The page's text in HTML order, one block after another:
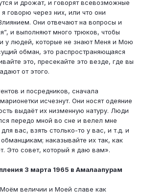
и дрожат, и говорят всевозможные
говорю через них, или что они
Они отвечают на вопросы и
и выполняют много трюков, чтобы
у людей, которые не знают Меня и Мою
обман, это распространяющаяся
это, пресекайте это везде, где вы
от этого.
и посредников, сначала
исчезнут. Они носят одеяние
выдаёт их низменную натуру. Люди
передо мной во сне и велел мне
вас, взять столько-то у вас, и т.д. и
обманщикам; наказывайте их так, как
Это совет, который я даю вам».
3 марта 1965 в Амалаапурам
Моём величии и Моей славе как